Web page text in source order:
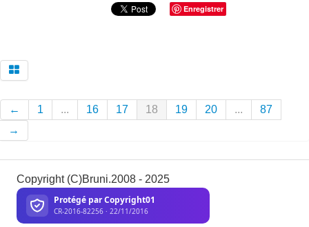
Enregistrer
← 1 ... 16 17 18 19 20 ...
87
→
Copyright (C)Bruni.2008 - 2025